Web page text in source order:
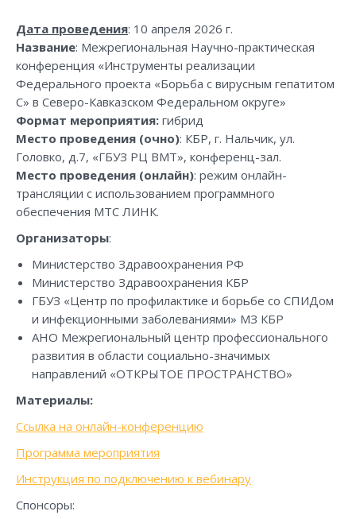
Дата проведения: 10 апреля 2026 г.
Название: Межрегиональная Научно-практическая
конференция «Инструменты реализации
Федерального проекта «Борьба с вирусным гепатитом
С» в Северо-Кавказском Федеральном округе»
Формат мероприятия: гибрид
Место проведения (очно): КБР, г. Нальчик, ул.
Головко, д.7, «ГБУЗ РЦ ВМТ», конференц-зал.
Место проведения (онлайн): режим онлайн-
трансляции с использованием программного
обеспечения МТС ЛИНК.
Организаторы:
Министерство Здравоохранения РФ
Министерство Здравоохранения КБР
ГБУЗ «Центр по профилактике и борьбе со СПИДом
и инфекционными заболеваниями» МЗ КБР
АНО Межрегиональный центр профессионального
развития в области социально-значимых
направлений «ОТКРЫТОЕ ПРОСТРАНСТВО»
Материалы:
Ссылка на онлайн-конференцию
Программа мероприятия
Инструкция по подключению к вебинару
Спонсоры: